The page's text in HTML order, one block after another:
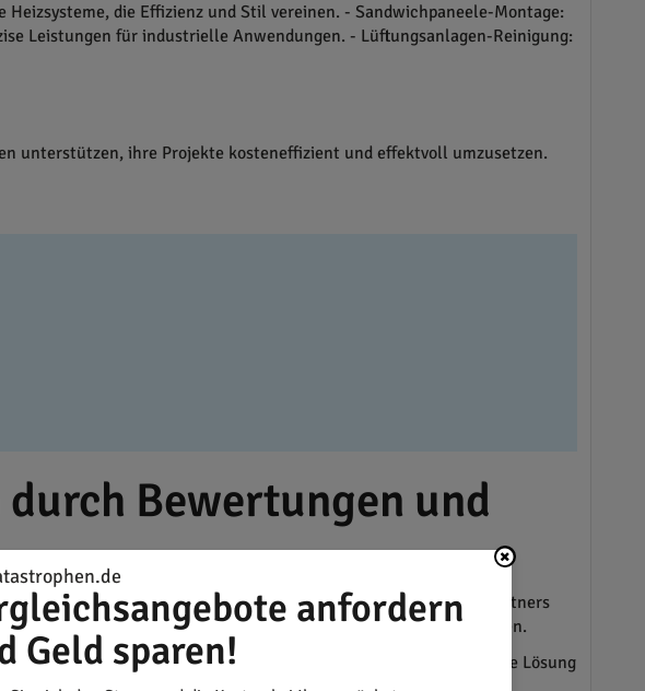
die Effizienz und Stil vereinen. - Sandwichpaneele-Montage:
Leistungen für industrielle Anwendungen. - Lüftungsanlagen-Reinigung:
unterstützen, ihre Projekte kosteneffizient und effektvoll umzusetzen.
Bewertungen und
immense Vorteile. Sie unterstützen die Wahl des richtigen Partners
lassen sich anhand von Rezensionen besser einschätzen.
beiPhotovoltaikanlagen, helfen, Geld zu sparen und die passendste Lösung
. Private Aufträge tragen unmittelbar zur Unterstützung
anfordern
Geld sparen!